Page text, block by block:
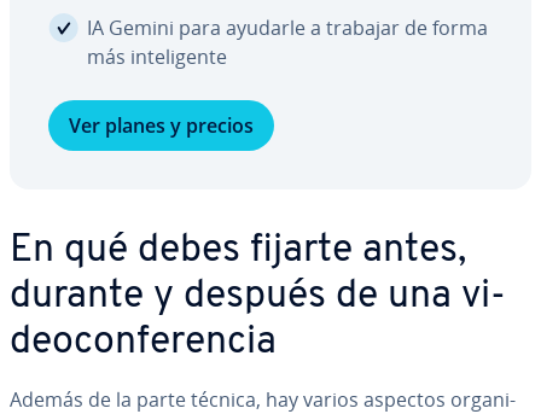
IA Gemini para ayudarle a trabajar de forma
más in­te­li­ge­n­te
Ver planes y precios
En qué debes fijarte antes,
durante y después de una vi­
deo­co­n­fe­re­n­cia
Además de la parte técnica, hay varios aspectos or­ga­ni­